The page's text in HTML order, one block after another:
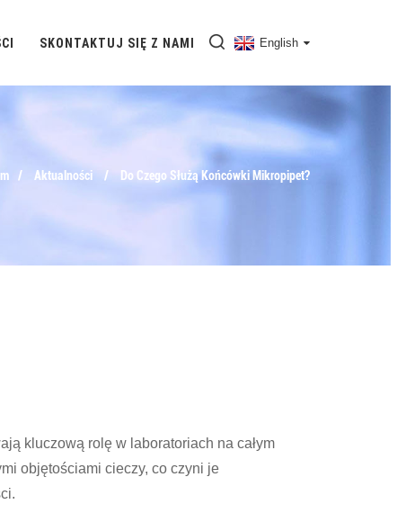
SKONTAKTUJ SIĘ Z NAMI English
Aktualności Do Czego Służą Końcówki Mikropipet?
kluczową rolę w laboratoriach na całym
objętościami cieczy, co czyni je